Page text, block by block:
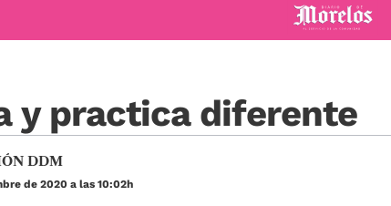
Diario de Morelos
y practica diferente
DDM
de 2020 a las 10:02h